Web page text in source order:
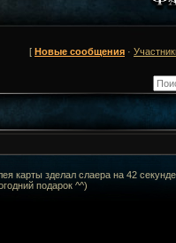
[ Новые сообщения ·
карты зделал слаера на 42
подарок ^^)